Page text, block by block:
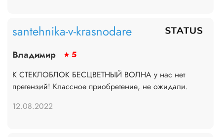
santehnika-v-krasnodare
Владимир
5
К СТЕКЛОБЛОК БЕСЦВЕТНЫЙ ВОЛНА у нас нет
претензий! Классное приобретение, не ожидали.
12.08.2022